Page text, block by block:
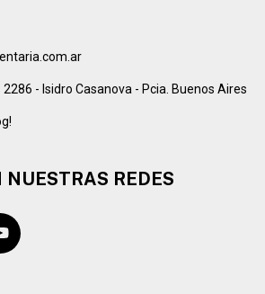
2286 - Isidro Casanova - Pcia. Buenos Aires
NUESTRAS REDES